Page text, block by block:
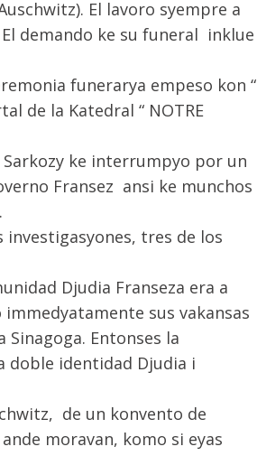
El lavoro syempre a
demando ke su funeral inklue
funerarya empeso kon “
de la Katedral “ NOTRE
ke interrumpyo por un
Fransez ansi ke munchos
investigasyones, tres de los
Djudia Franseza era a
sus vakansas
Entonses la
doble identidad Djudia i
de un konvento de
moravan, komo si eyas